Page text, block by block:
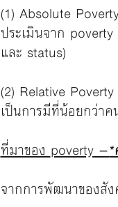
(1) Absolute
ประเมินจาก
และ status)
(2) Relative
เป็นการมีที่น้อยกว่า
ที่มาของ poverty –
จากการพัฒนาของสั